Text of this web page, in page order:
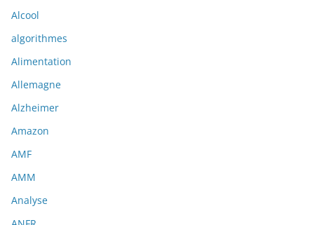
Alcool
algorithmes
Alimentation
Allemagne
Alzheimer
Amazon
AMF
AMM
Analyse